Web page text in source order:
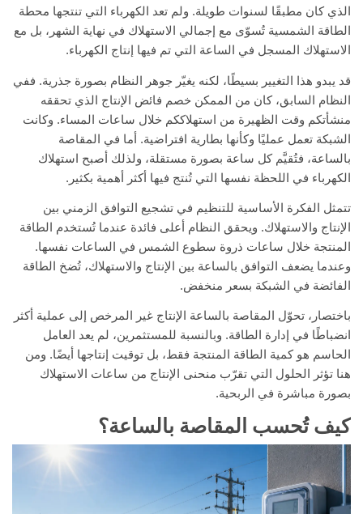
الذي كان مطبقًا لسنوات طويلة. ولم تعد الكهرباء التي تنتجها محطة
الطاقة الشمسية تُسوّى مع إجمالي الاستهلاك في نهاية الشهر، بل مع
الاستهلاك المسجل في الساعة التي تم فيها إنتاج الكهرباء.
قد يبدو هذا التغيير بسيطًا، لكنه يغيّر جوهر النظام بصورة جذرية. ففي
النظام السابق، كان من الممكن خصم فائض الإنتاج الذي تحققه
منشأتكم وقت الظهيرة من استهلاككم خلال ساعات المساء. وكانت
الشبكة تعمل عمليًا وكأنها بطارية افتراضية. أما في المقاصة
بالساعة، فتُقيَّم كل ساعة بصورة مستقلة، ولذلك أصبح استهلاك
الكهرباء في اللحظة نفسها التي تُنتج فيها أكثر أهمية بكثير.
تتمثل الفكرة الأساسية للتنظيم في تشجيع التوافق الزمني بين
الإنتاج والاستهلاك. ويحقق النظام أعلى فائدة عندما تُستخدم الطاقة
المنتجة خلال ساعات ذروة سطوع الشمس في الساعات نفسها.
وعندما يضعف التوافق بالساعة بين الإنتاج والاستهلاك، تُضخ الطاقة
الفائضة في الشبكة بسعر منخفض.
باختصار، تحوّل المقاصة بالساعة الإنتاج غير المرخص إلى عملية أكثر
انضباطًا في إدارة الطاقة. وبالنسبة للمستثمرين، لم يعد العامل
الحاسم هو كمية الطاقة المنتجة فقط، بل توقيت إنتاجها أيضًا. ومن
هنا تؤثر الحلول التي تقرّب منحنى الإنتاج من ساعات الاستهلاك
بصورة مباشرة في الربحية.
كيف تُحسب المقاصة بالساعة؟